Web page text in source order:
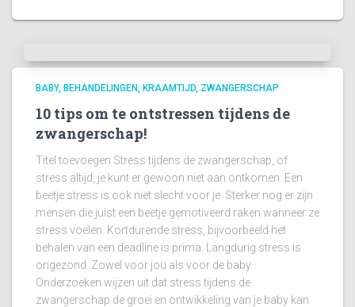
BABY BEHANDELINGEN KRAAMTIJD ZWANGERSCHAP
10 tips om te ontstressen tijdens de
zwangerschap!
Titel toevoegen Stress tijdens de zwangerschap, of
stress altijd, je kunt er gewoon niet aan ontkomen. Een
beetje stress is ook niet slecht voor je. Sterker nog er zijn
mensen die juist een beetje gemotiveerd raken wanneer ze
stress voelen. Kortdurende stress, bijvoorbeeld het
behalen van een deadline is prima. Langdurig stress is
ongezond. Zowel voor jou als voor de baby.
Onderzoeken wijzen uit dat stress tijdens de
zwangerschap de groei en ontwikkeling van je baby kan